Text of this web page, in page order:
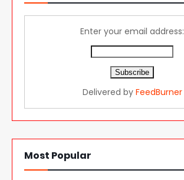
Enter your email address:
Delivered by FeedBurner
Most Popular